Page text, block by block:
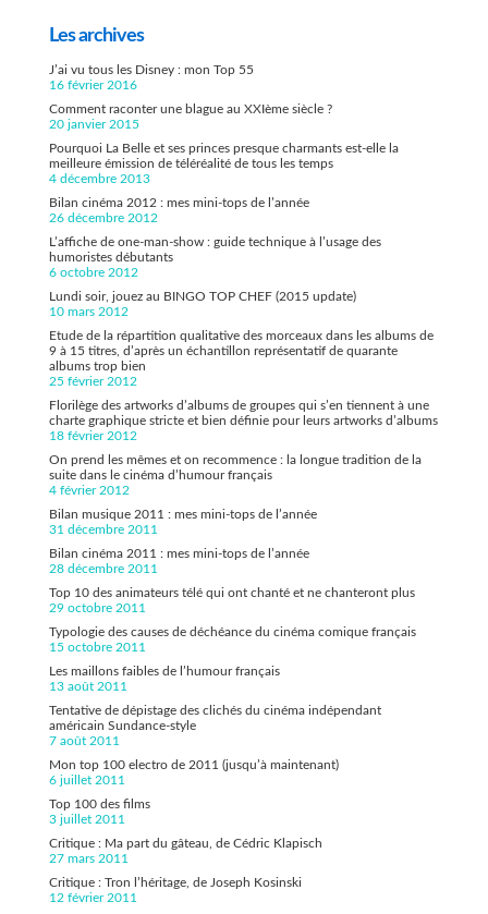
Les archives
J’ai vu tous les Disney : mon Top 55
16 février 2016
Comment raconter une blague au XXIème siècle ?
20 janvier 2015
Pourquoi La Belle et ses princes presque charmants est-elle la
meilleure émission de téléréalité de tous les temps
4 décembre 2013
Bilan cinéma 2012 : mes mini-tops de l’année
26 décembre 2012
L’affiche de one-man-show : guide technique à l’usage des
humoristes débutants
6 octobre 2012
Lundi soir, jouez au BINGO TOP CHEF (2015 update)
10 mars 2012
Etude de la répartition qualitative des morceaux dans les albums de
9 à 15 titres, d’après un échantillon représentatif de quarante
albums trop bien
25 février 2012
Florilège des artworks d’albums de groupes qui s’en tiennent à une
charte graphique stricte et bien définie pour leurs artworks d’albums
18 février 2012
On prend les mêmes et on recommence : la longue tradition de la
suite dans le cinéma d’humour français
4 février 2012
Bilan musique 2011 : mes mini-tops de l’année
31 décembre 2011
Bilan cinéma 2011 : mes mini-tops de l’année
28 décembre 2011
Top 10 des animateurs télé qui ont chanté et ne chanteront plus
29 octobre 2011
Typologie des causes de déchéance du cinéma comique français
15 octobre 2011
Les maillons faibles de l’humour français
13 août 2011
Tentative de dépistage des clichés du cinéma indépendant
américain Sundance-style
7 août 2011
Mon top 100 electro de 2011 (jusqu’à maintenant)
6 juillet 2011
Top 100 des films
3 juillet 2011
Critique : Ma part du gâteau, de Cédric Klapisch
27 mars 2011
Critique : Tron l’héritage, de Joseph Kosinski
12 février 2011